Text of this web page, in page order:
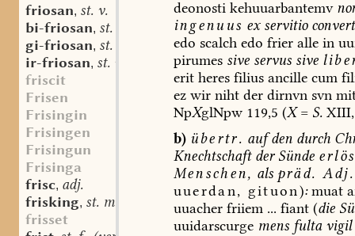
friosan, st. v.
bi-friosan, st. v.
gi-friosan, st. v.
ir-friosan, st. v.
friscit
Frisen
Frisingin
Frisingen
Frisingun
Frisinga
frisc, adj.
frisking, st. m.
frisset
deonosti kehuuarbantemv
ingenuus exservitio
edo scalchedo frierallein
pirumes siveservussive
eritheres filiusancillecum
ezwirnihtder dirnvnsvn
NpXglNpw119,5 (X= S.XIII,
b) übertr. aufden durch
KnechtschaftderSünde
Menschen, als präd. Adj.
uuerdan, gituon):muat
uuacherfriiem... fiant(die
uuidarscurge mensfultavigil